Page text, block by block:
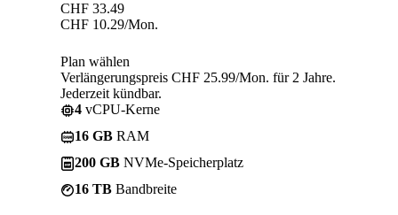
CHF 33.49
CHF 10.29/Mon.
Plan wählen
Verlängerungspreis CHF 25.99/Mon. für 2 Jahre.
Jederzeit kündbar.
4 vCPU-Kerne
16 GB RAM
200 GB NVMe-Speicherplatz
16 TB Bandbreite